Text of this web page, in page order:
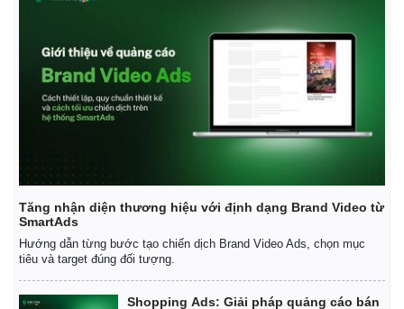
Thể thao
Bóng đá
Lịch thi đấu bóng đá
Thế giới thể thao
Xe máy
Tư vấn
Tăng nhận diện thương hiệu với định dạng Brand Video từ
SmartAds
Hướng dẫn từng bước tạo chiến dịch Brand Video Ads, chọn mục
tiêu và target đúng đối tượng.
Shopping Ads: Giải pháp quảng cáo bán